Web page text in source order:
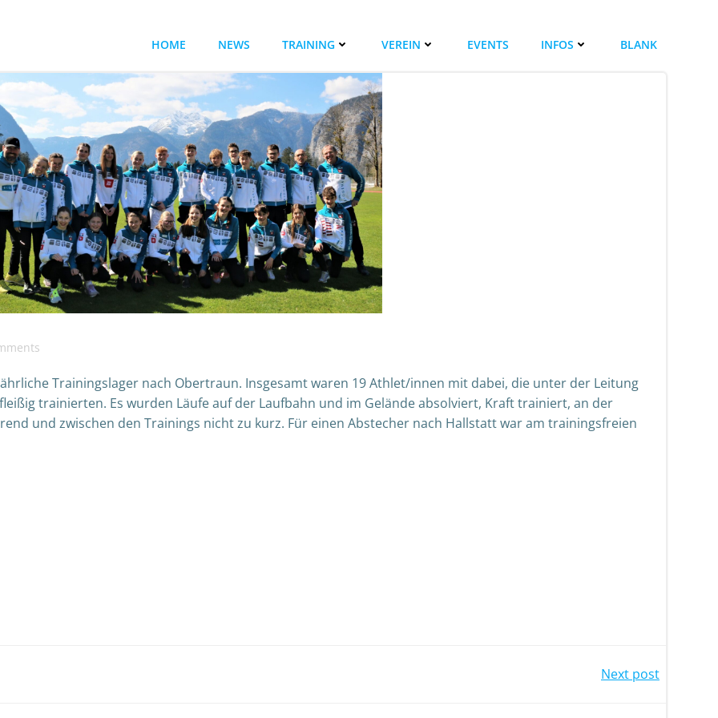
HOME NEWS TRAINING VEREIN EVENTS INFOS BLANK
Trainingslager nach Obertraun. Insgesamt waren 19 Athlet/innen mit dabei, die unter der Leitung
trainierten. Es wurden Läufe auf der Laufbahn und im Gelände absolviert, Kraft trainiert, an der
und zwischen den Trainings nicht zu kurz. Für einen Abstecher nach Hallstatt war am trainingsfreien
Next post